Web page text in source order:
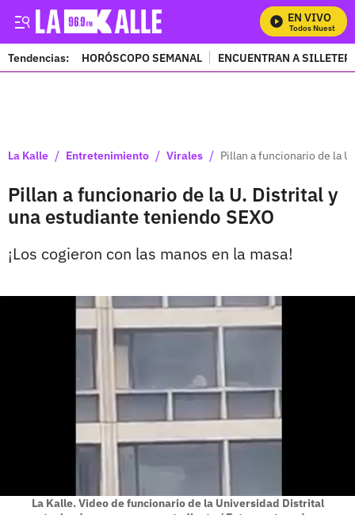
EN VIVO
Mira Todos Nuestros
Tendencias: HORÓSCOPO SEMANAL ENCUENTRAN A
La Kalle / Entretenimiento / Virales / Pillan a funcionario de la
Pillan a funcionario de la U. Distrital y
una estudiante teniendo SEXO
¡Los cogieron con las manos en la masa!
La Kalle. Video de funcionario de la Universidad Distrital